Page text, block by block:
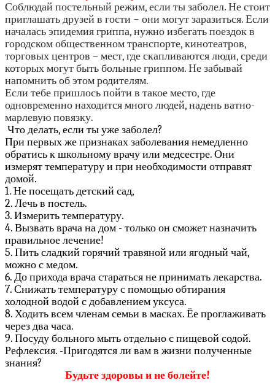
Соблюдай постельный режим, если ты заболел. Не стоит
приглашать друзей в гости − они могут заразиться. Если
началась эпидемия гриппа, нужно избегать поездок в
городском общественном транспорте, кинотеатров,
торговых центров – мест, где скапливаются люди, среди
которых могут быть больные гриппом. Не забывай
напомнить об этом родителям.
Если тебе пришлось пойти в такое место, где
одновременно находится много людей, надень ватно-
марлевую повязку.
Что делать, если ты уже заболел?
При первых же признаках заболевания немедленно
обратись к школьному врачу или медсестре. Они
измерят температуру и при необходимости отправят
домой.
1. Не посещать детский сад,
2. Лечь в постель.
3. Измерить температуру.
4. Вызвать врача на дом - только он сможет назначить
правильное лечение!
5. Пить сладкий горячий травяной или ягодный чай,
можно с медом.
6. До прихода врача стараться не принимать лекарства.
7. Снижать температуру с помощью обтирания
холодной водой с добавлением уксуса.
8. Ходить всем членам семьи в масках. Ёе проглаживать
через два часа.
9. Посуду больного мыть отдельно с пищевой содой.
Рефлексия. -Пригодятся ли вам в жизни полученные
знания?
Будьте здоровы и не болейте!